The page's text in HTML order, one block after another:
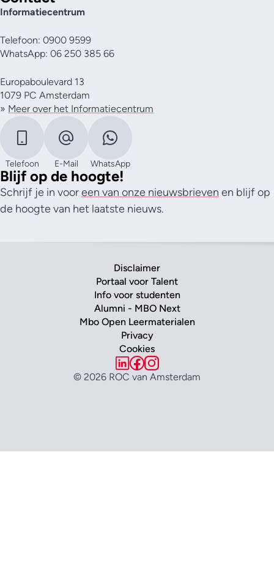
Informatiecentrum
Telefoon: 0900 9599
WhatsApp: 06 250 385 66
Europaboulevard 13
1079 PC Amsterdam
» Meer over het Informatiecentrum
Telefoon E-Mail WhatsApp
Blijf op de hoogte!
Schrijf je in vooreen van onze nieuwsbrieven en blijf op
de hoogte van het laatste nieuws.
Disclaimer
Portaal voor Talent
Info voor studenten
Alumni - MBO Next
Mbo Open Leermaterialen
Privacy
Cookies
© 2026 ROC van Amsterdam